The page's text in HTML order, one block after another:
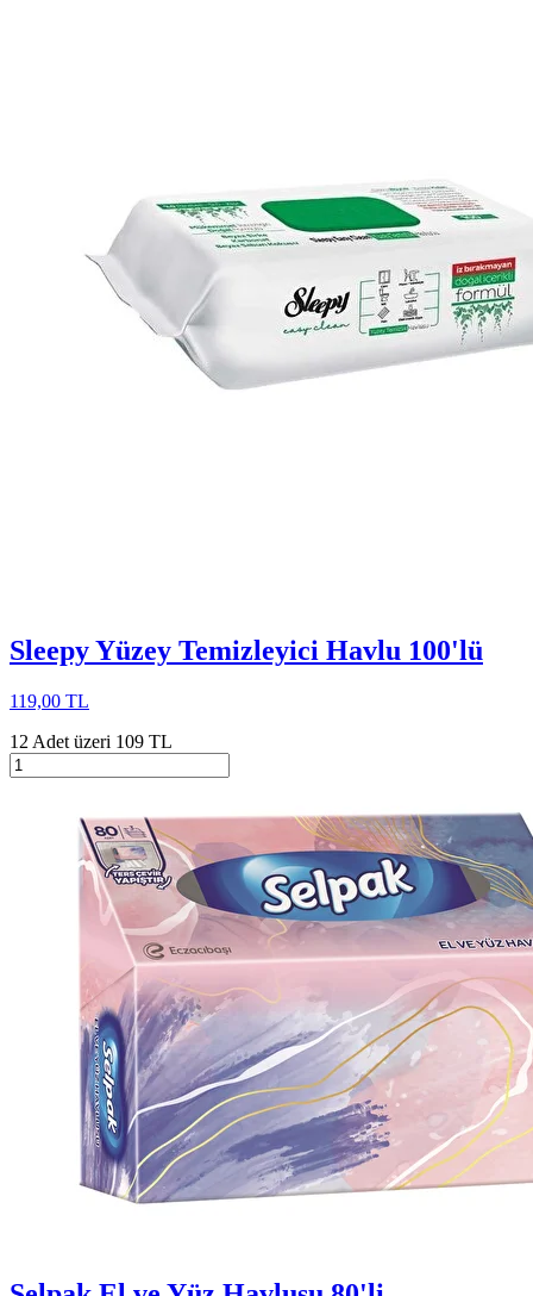
Sleepy Yüzey Temizleyici Havlu 100'lü
119,00 TL
12 Adet üzeri 109 TL